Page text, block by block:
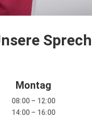
Montag
08:00 – 12:00
14:00 – 16:00